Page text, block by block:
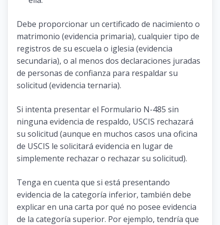
Debe proporcionar un certificado de nacimiento o
matrimonio (evidencia primaria), cualquier tipo de
registros de su escuela o iglesia (evidencia
secundaria), o al menos dos declaraciones juradas
de personas de confianza para respaldar su
solicitud (evidencia ternaria).
Si intenta presentar el Formulario N-485 sin
ninguna evidencia de respaldo, USCIS rechazará
su solicitud (aunque en muchos casos una oficina
de USCIS le solicitará evidencia en lugar de
simplemente rechazar o rechazar su solicitud).
Tenga en cuenta que si está presentando
evidencia de la categoría inferior, también debe
explicar en una carta por qué no posee evidencia
de la categoría superior. Por ejemplo, tendría que